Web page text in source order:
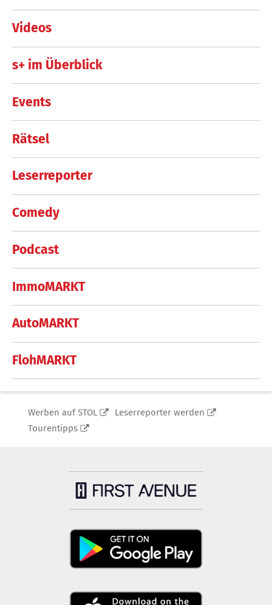
Videos
s+ im Überblick
Events
Rätsel
Leserreporter
Comedy
Podcast
ImmoMARKT
AutoMARKT
FlohMARKT
Werben auf STOL
Leserreporter werden
Tourentipps